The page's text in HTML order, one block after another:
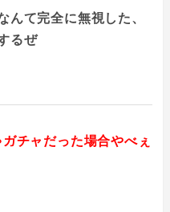
んて完全に無視した、
るぜ
チャだった場合やべぇ